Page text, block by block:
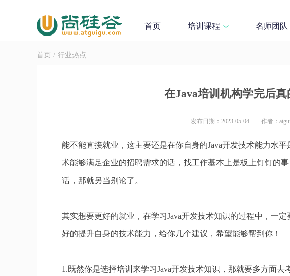
首页 培训课程 名师团队
首页 / 行业热点
在Java培训机构学完后
发布日期：2023-05-04 作者：
能不能直接就业，这主要还是在你自身的Java开发技术能力水
术能够满足企业的招聘需求的话，找工作基本上是板上钉钉的
话，那就另当别论了。
其实想要更好的就业，在学习Java开发技术知识的过程中，一
好的提升自身的技术能力，给你几个建议，希望能够帮到你！
1.既然你是选择培训来学习Java开发技术知识，那就要多方面